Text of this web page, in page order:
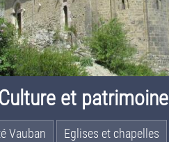
Culture et patrimoine
Vauban Eglises et chapelles